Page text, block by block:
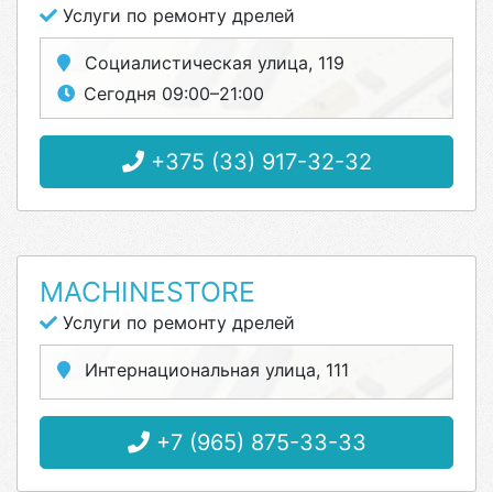
Услуги по ремонту дрелей
Социалистическая улица, 119
Сегодня 09:00–21:00
+375 (33) 917-32-32
MACHINESTORE
Услуги по ремонту дрелей
Интернациональная улица, 111
+7 (965) 875-33-33